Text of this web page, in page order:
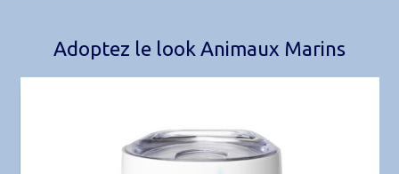
Adoptez le look Animaux Marins